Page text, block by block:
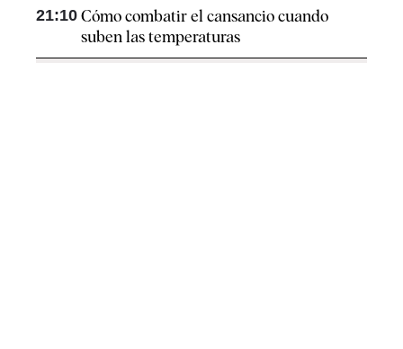
21:10 Cómo combatir el cansancio​ cuando
suben las temperaturas